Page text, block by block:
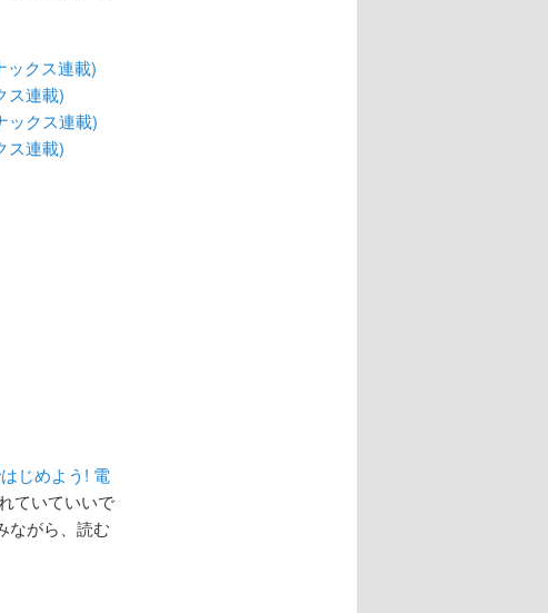
ックス連載)
ス連載)
ックス連載)
ス連載)
じめよう! 電
ていていいで
ながら、読む